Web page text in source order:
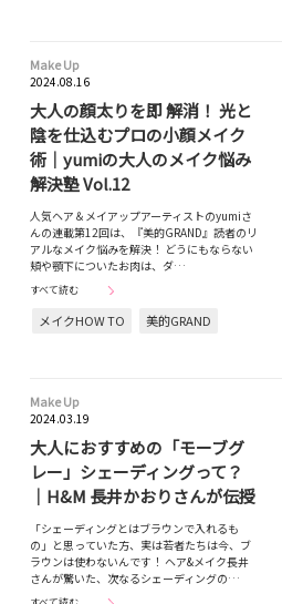
Make Up
2024.08.16
大人の顔太りを即 解消！ 光と
陰を仕込むプロの小顔メイク
術｜yumiの大人のメイク悩み
解決塾 Vol.12
人気ヘア＆メイアップアーティストのyumiさ
んの連載第12回は、『美的GRAND』読者のリ
アルなメイク悩みを解決！ どうにもならない
頬や顎下についたお肉は、ダ…
すべて読む
メイクHOW TO 美的GRAND
Make Up
2024.03.19
大人におすすめの「モーブグ
レー」シェーディングって？
｜H&M 長井かおりさんが伝授
「シェーディングとはブラウンで入れるも
の」と思っていた方、実は若者たちは今、ブ
ラウンは使わないんです！ ヘア&メイク長井
さんが驚いた、次なるシェーディングの…